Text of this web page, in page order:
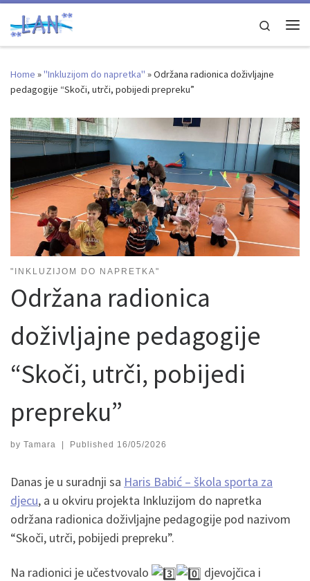
Skip to content
Search
Home »"Inkluzijom do napretka" »Održana radionica doživljajne
pedagogije “Skoči, utrči, pobijedi prepreku”
"INKLUZIJOM DO NAPRETKA"
Održana radionica
doživljajne pedagogije
“Skoči, utrči, pobijedi
prepreku”
by Tamara Published 16/05/2026
Danas je u suradnji sa Haris Babić – škola sporta za
djecu, a u okviru projekta Inkluzijom do napretka
održana radionica doživljajne pedagogije pod nazivom
“Skoči, utrči, pobijedi prepreku”.
Na radionici je učestvovalo
djevojčica i